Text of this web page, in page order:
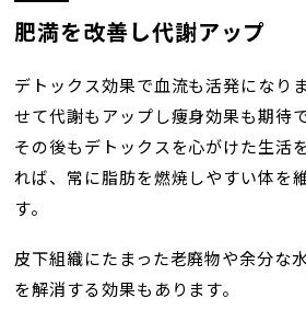
肥満を改善し代謝アップ
デトックス効果で血流も活発になり
せて代謝もアップし痩身効果も期待で
その後もデトックスを心がけた生活
れば、常に脂肪を燃焼しやすい体を
す。
皮下組織にたまった老廃物や余分な
を解消する効果もあります。